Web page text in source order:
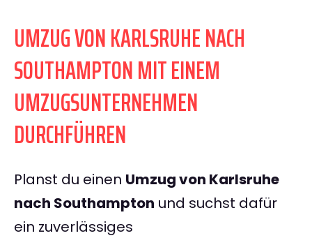
UMZUG VON KARLSRUHE NACH
SOUTHAMPTON MIT EINEM
UMZUGSUNTERNEHMEN
DURCHFÜHREN
Planst du einen Umzug von Karlsruhe
nach Southampton und suchst dafür
ein zuverlässiges